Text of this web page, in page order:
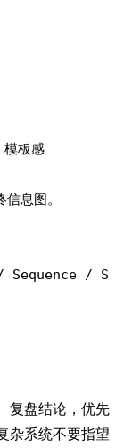
板感
息图。
复盘结论，优先
杂系统不要指望